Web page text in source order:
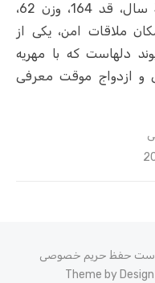
«خانم کد 571 از اراک، با سن 30 سال، قد 164، وزن 62،
ملاقات امن، یکی از
دلهاست که با مهریه
و ازدواج موقت معرفی
حفظ حریم خصوصی
Theme by